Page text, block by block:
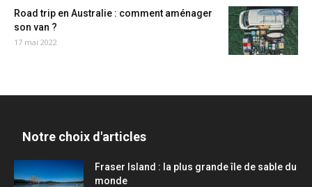
Road trip en Australie : comment aménager
son van ?
17 mai 2022
Notre choix d'articles
Fraser Island : la plus grande île de sable du
monde